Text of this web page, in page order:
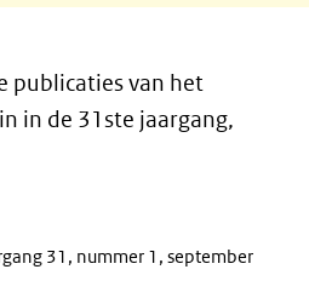
publicaties van het
in de 31ste jaargang,
31, nummer 1, september